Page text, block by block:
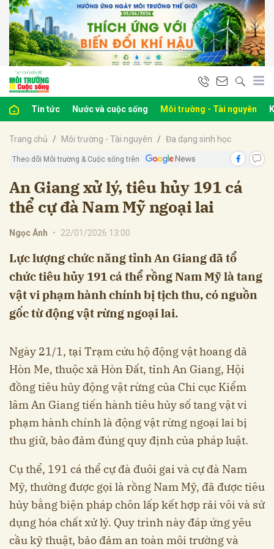
Tin tức Nước và cuộc sống Môi trường - Tài nguyên
Trang chủ Môi trường - Tài nguyên Đa dạng sinh học
Theo dõi Môi trường & Cuộc sống trên
An Giang xử lý, tiêu hủy 191 cá
thể cự đà Nam Mỹ ngoại lai
Ngọc Ánh • 22/01/2026 13:00
Lực lượng chức năng tỉnh An Giang đã tổ
chức tiêu hủy 191 cá thể rồng Nam Mỹ là tang
vật vi phạm hành chính bị tịch thu, có nguồn
gốc từ động vật rừng ngoại lai.
Ngày 21/1, tại Trạm cứu hộ động vật hoang dã
Hòn Me, thuộc xã Hòn Đất, tỉnh An Giang, Hội
đồng tiêu hủy động vật rừng của Chi cục Kiểm
lâm An Giang tiến hành tiêu hủy số tang vật vi
phạm hành chính là động vật rừng ngoại lai bị
thu giữ, bảo đảm đúng quy định của pháp luật.
Cụ thể, 191 cá thể cự đà đuôi gai và cự đà Nam
Mỹ, thường được gọi là rồng Nam Mỹ, đã được tiêu
hủy bằng biện pháp chôn lấp kết hợp rải vôi và sử
dụng hóa chất xử lý. Quy trình này đáp ứng yêu
cầu kỹ thuật, bảo đảm an toàn môi trường và
luận
Hủy